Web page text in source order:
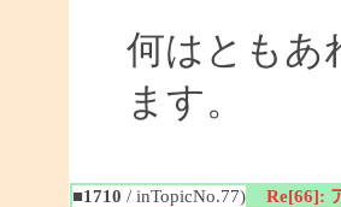
何はともあ
ます。
■1710 / inTopicNo.77) Re[66]: